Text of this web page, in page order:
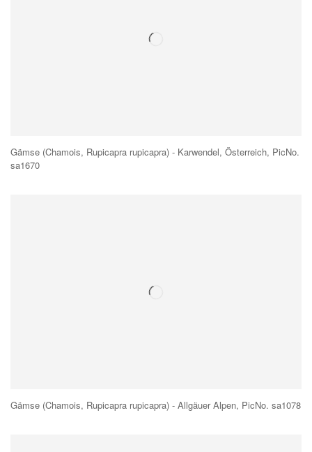
Gämse (Chamois, Rupicapra rupicapra) - Karwendel, Österreich, PicNo.
sa1670
Gämse (Chamois, Rupicapra rupicapra) - Allgäuer Alpen, PicNo. sa1078